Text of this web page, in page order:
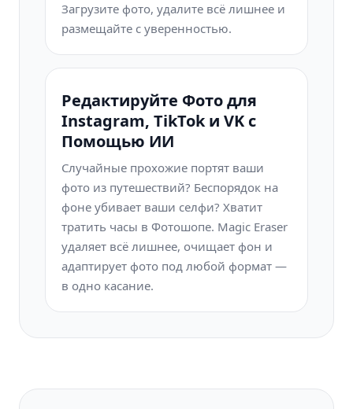
Загрузите фото, удалите всё лишнее и
размещайте с уверенностью.
Редактируйте Фото для
Instagram, TikTok и VK с
Помощью ИИ
Случайные прохожие портят ваши
фото из путешествий? Беспорядок на
фоне убивает ваши селфи? Хватит
тратить часы в Фотошопе. Magic Eraser
удаляет всё лишнее, очищает фон и
адаптирует фото под любой формат —
в одно касание.